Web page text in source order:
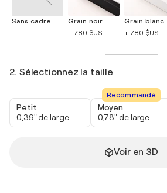
Sans cadre
Grain noir
+ 780 $US
Grain blanc
+ 780 $US
2. Sélectionnez la taille
Petit
0,39" de large
Recommandé
Moyen
0,78" de large
Voir en 3D